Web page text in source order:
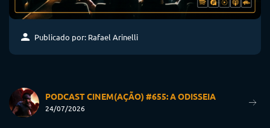
Publicado por: Rafael Arinelli
PODCAST CINEM(AÇÃO) #655: A ODISSEIA
24/07/2026